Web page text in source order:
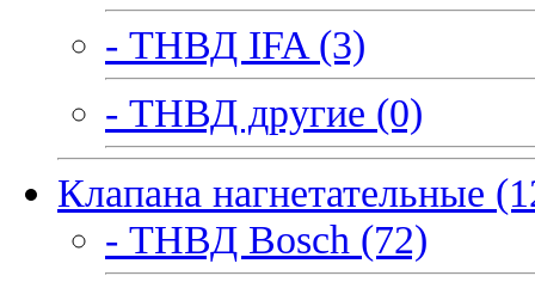
- ТНВД IFA (3)
- ТНВД другие (0)
Клапана нагнетательные
- ТНВД Bosch (72)